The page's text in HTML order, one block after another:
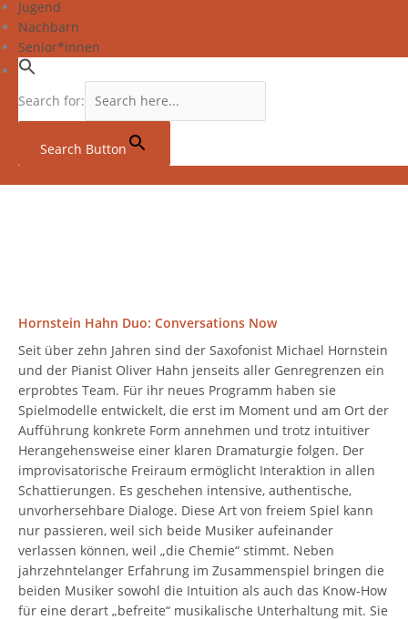
Jugend
Nachbarn
Senior*innen
Search for:
Search Button
Hornstein Hahn Duo: Conversations Now
Seit über zehn Jahren sind der Saxofonist Michael Hornstein
und der Pianist Oliver Hahn jenseits aller Genregrenzen ein
erprobtes Team. Für ihr neues Programm haben sie
Spielmodelle entwickelt, die erst im Moment und am Ort der
Aufführung konkrete Form annehmen und trotz intuitiver
Herangehensweise einer klaren Dramaturgie folgen. Der
improvisatorische Freiraum ermöglicht Interaktion in allen
Schattierungen. Es geschehen intensive, authentische,
unvorhersehbare Dialoge. Diese Art von freiem Spiel kann
nur passieren, weil sich beide Musiker aufeinander
verlassen können, weil „die Chemie“ stimmt. Neben
jahrzehntelanger Erfahrung im Zusammenspiel bringen die
beiden Musiker sowohl die Intuition als auch das Know-How
für eine derart „befreite“ musikalische Unterhaltung mit. Sie